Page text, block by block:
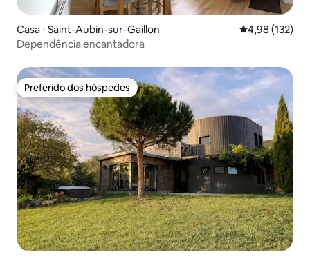
Casa ⋅ Saint-Aubin-sur-Gaillon 4,98 de uma
4,98 (132)
Dependência encantadora
Preferido dos hóspedes
Preferido dos hóspedes